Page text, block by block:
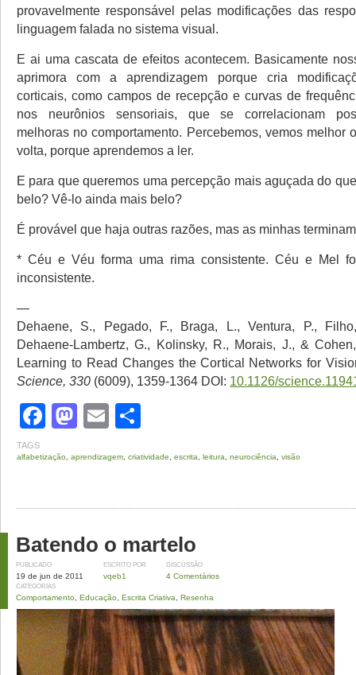
provavelmente responsável pelas modificações das
linguagem falada no sistema visual.
E ai uma cascata de efeitos acontecem. Basicamente
aprimora com a aprendizagem porque cria
corticais, como campos de recepção e curvas de
nos neurônios sensoriais, que se correlacionam
melhoras no comportamento. Percebemos, vemos melhor
volta, porque aprendemos a ler.
E para que queremos uma percepção mais aguçada do
belo? Vê-lo ainda mais belo?
É provável que haja outras razões, mas as minhas
* Céu e Véu forma uma rima consistente. Céu e Mel
inconsistente.
—
Dehaene, S., Pegado, F., Braga, L., Ventura, P.,
Dehaene-Lambertz, G., Kolinsky, R., Morais, J., &
Learning to Read Changes the Cortical Networks for
Science, 330 (6009), 1359-1364 DOI: 10.1126/
Facebook
Mastodon
Email
TAGS
alfabetização aprendizagem criatividade escrita leitura neurociência visão
Batendo o martelo
PUBLICADO
19 de jun de 2011
ESCRITO POR
vqeb1
DISCUSSÃO
4 Comentários
CATEGORIAS
Comportamento Educação Escrita Criativa Resenha